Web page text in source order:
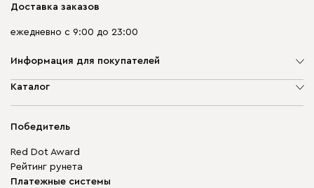
Доставка заказов
ежедневно с 9:00 до 23:00
Информация для покупателей
О компании
Гарантия
Для бизнеса
Карта сайта
Каталог
Корпусная мебель
Модульная мебель
Столы и стулья
Победитель
Red Dot Award
Рейтинг рунета
Платежные системы